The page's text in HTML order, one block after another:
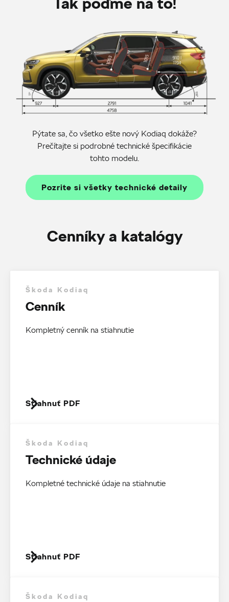
Pýtate sa, čo všetko ešte nový Kodiaq dokáže?
Prečítajte si podrobné technické špecifikácie
tohto modelu.
Pozrite si všetky technické detaily
Cenníky a katalógy
Škoda Kodiaq
Cenník
Kompletný cenník na stiahnutie
Stiahnuť PDF
Škoda Kodiaq
Technické údaje
Kompletné technické údaje na stiahnutie
Stiahnuť PDF
Škoda Kodiaq